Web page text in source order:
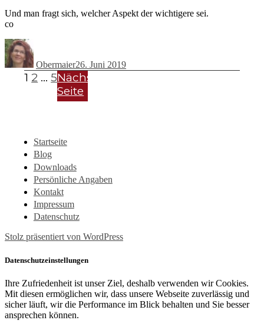
Und man fragt sich, welcher Aspekt der wichtigere sei.
co
Obermaier26. Juni 2019
Seitennummerierung
Seite
1 Seite
2 … Seite
5Nächste
Seite
Startseite
Blog
Downloads
Persönliche Angaben
Kontakt
Impressum
Datenschutz
Stolz präsentiert von WordPress
Datenschutzeinstellungen
Ihre Zufriedenheit ist unser Ziel, deshalb verwenden wir Cookies.
Mit diesen ermöglichen wir, dass unsere Webseite zuverlässig und
sicher läuft, wir die Performance im Blick behalten und Sie besser
ansprechen können.